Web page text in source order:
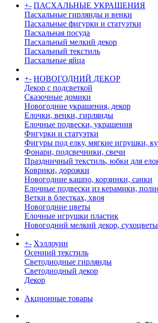
+- ПАСХАЛЬНЫЕ УКРАШЕНИЯ
Пасхальные гирлянды и венки
Пасхальные фигурки и статуэтки
Пасхальная посуда
Пасхальный мелкий декор
Пасхальный текстиль
Пасхальные яйца
+- НОВОГОДНИЙ ДЕКОР
Декор с подсветкой
Сказочные домики
Новогодние украшения, декор
Елочки, венки, гирлянды
Елочные подвески, украшения
Фигурки и статуэтки
Фигуры под елку, мягкие игрушки,
Фонари, подсвечники, свечи
Праздничный текстиль, юбки для
Коврики, дорожки
Новогодние кашпо, корзинки, санки
Елочные подвески из керамики,
Ветки в блестках, хвоя
Новогодние цветы
Елочные игрушки пластик
Новогодний мелкий декор,
+- Хэллоуин
Осенний текстиль
Светодиодные гирлянды
Светодиодный декор
Декор
Акционные товары